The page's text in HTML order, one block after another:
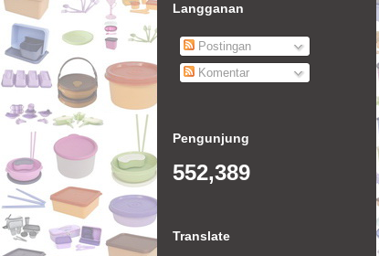
Langganan
Postingan
Komentar
Pengunjung
552,389
Translate